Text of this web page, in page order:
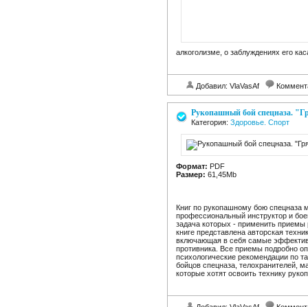
алкоголизме, о заблуждениях его
Добавил: VlaVasAf
Рукопашный бой спецназа.
Категория: Здоровье. Спорт
Формат: PDF
Размер: 61,45Mb
Книг по рукопашному бою спецназа
профессиональный инструктор и
задача которых - применить
книге представлена авторская
включающая в себя самые
противника. Все приемы подробно
психологические рекомендации по
бойцов спецназа, телохранителей,
которые хотят освоить технику